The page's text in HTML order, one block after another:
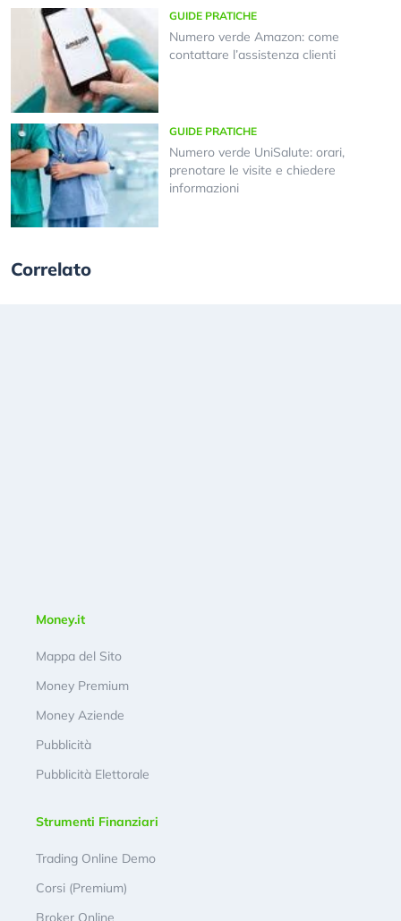
GUIDE PRATICHE
Numero verde Amazon: come
contattare l’assistenza clienti
GUIDE PRATICHE
Numero verde UniSalute: orari,
prenotare le visite e chiedere
informazioni
Correlato
Money.it
Mappa del Sito
Money Premium
Money Aziende
Pubblicità
Pubblicità Elettorale
Strumenti Finanziari
Trading Online Demo
Corsi (Premium)
Broker Online